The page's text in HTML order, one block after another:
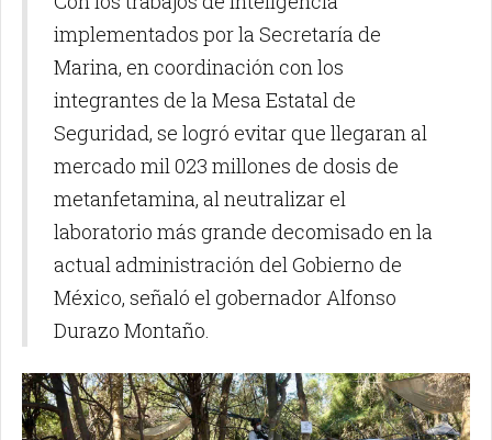
implementados por la Secretaría de
Marina, en coordinación con los
integrantes de la Mesa Estatal de
Seguridad, se logró evitar que llegaran al
mercado mil 023 millones de dosis de
metanfetamina, al neutralizar el
laboratorio más grande decomisado en la
actual administración del Gobierno de
México, señaló el gobernador Alfonso
Durazo Montaño.